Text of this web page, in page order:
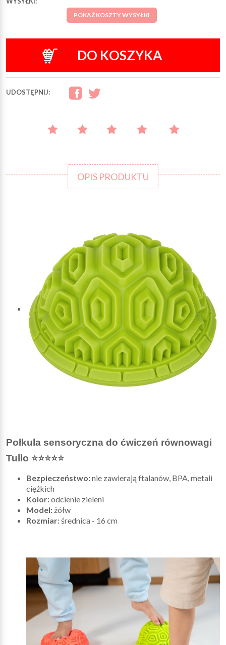
POKAŻ KOSZTY WYSYŁKI
DO KOSZYKA
UDOSTĘPNIJ:
OPIS PRODUKTU
Połkula sensoryczna do ćwiczeń równowagi
Tullo ⭐⭐⭐⭐⭐
Bezpieczeństwo:nie zawierają ftalanów, BPA, metali
ciężkich
Kolor:odcienie zieleni
Model:żółw
Rozmiar:średnica - 16 cm